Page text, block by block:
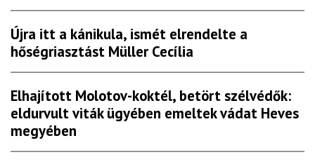
Újra itt a kánikula, ismét elrendelte a
hőségriasztást Müller Cecília
Elhajított Molotov-koktél, betört szélvédők:
eldurvult viták ügyében emeltek vádat Heves
megyében